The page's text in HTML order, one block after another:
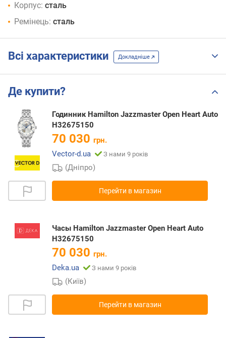
Корпус: сталь
Ремінець: сталь
Всі характеристики Докладніше
Де купити?
Годинник Hamilton Jazzmaster Open Heart Auto
H32675150
70 030 грн.
Vector-d.ua
З нами 9 років
(Дніпро)
Перейти в магазин
Часы Hamilton Jazzmaster Open Heart Auto
H32675150
70 030 грн.
Deka.ua
З нами 9 років
(Київ)
Перейти в магазин